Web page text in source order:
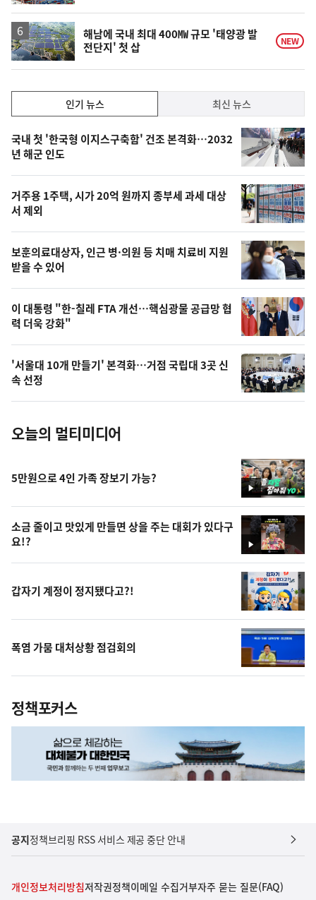
상
승
해남에 국내 최대 400㎿ 규모 '태양광 발
전단지' 첫 삽
NEW
기,
최
신,
오
늘
의
영
상
오
늘
의
사
진
인기 뉴스 최신 뉴스
인
기
뉴
스
국내 첫 '한국형 이지스구축함' 건조 본격화…2032
년 해군 인도
거주용 1주택, 시가 20억 원까지 종부세 과세 대상
서 제외
보훈의료대상자, 인근 병·의원 등 치매 치료비 지원
받을 수 있어
이 대통령 "한-칠레 FTA 개선…핵심광물 공급망 협
력 더욱 강화"
'서울대 10개 만들기' 본격화…거점 국립대 3곳 신
속 선정
오늘의 멀티미디어
영
상
5만원으로 4인 가족 장보기 가능?
영
상
소금 줄이고 맛있게 만들면 상을 주는 대회가 있다구
요!?
갑자기 계정이 정지됐다고?!
폭염 가뭄 대처상황 점검회의
정책포커스
공지정책브리핑 RSS 서비스 제공 중단 안내
개인정보처리방침저작권정책이메일 수집거부자주 묻는 질문(FAQ)